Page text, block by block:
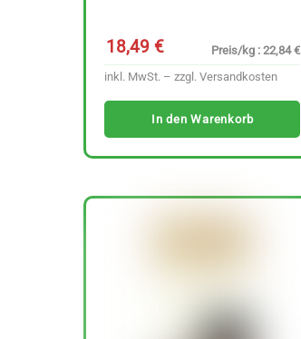
18,49€
Preis/kg : 22,84 €
inkl. MwSt. – zzgl. Versandkosten
In den Warenkorb